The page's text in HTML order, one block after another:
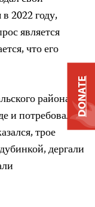
2022 году,
является
что его
района
и потребовала
трое
дергали
DONATE